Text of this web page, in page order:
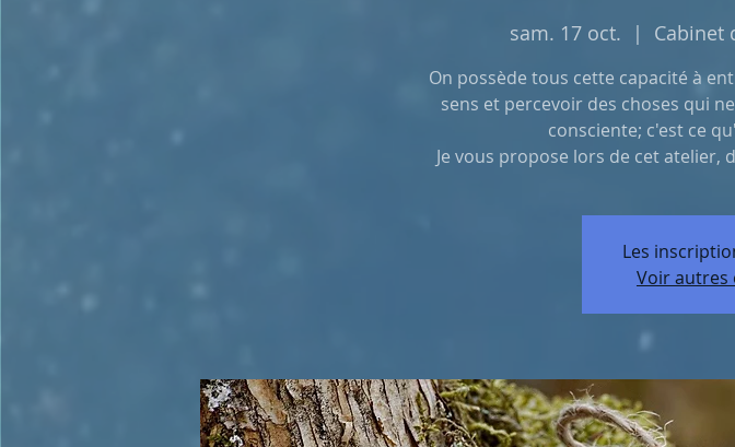
sam. 17 oct.
  |
Cabinet
On possède tous cette capacité à
sens et percevoir des choses qui
consciente; c'est ce
Les
Voir autres